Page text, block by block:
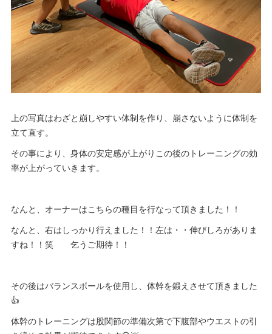
上の写真はわざと崩しやすい体制を作り、崩さないように体制を
立て直す。
その事により、身体の安定感が上がりこの後のトレーニングの効
率が上がっていきます。
なんと、オーナーはこちらの種目を行なって頂きました！！
なんと、右はしっかり行えました！！左は・・伸びしろがありま
すね！！笑 乞うご期待！！
その後はバランスボールを使用し、体幹を鍛えさせて頂きました
👍
体幹のトレーニングは股関節の準備次第で下腹部やウエストの引